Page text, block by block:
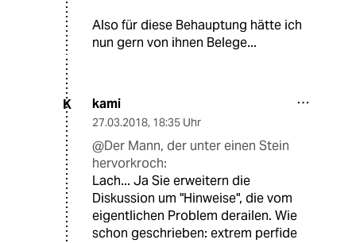
Also für diese Behauptung hätte ich
nun gern von ihnen Belege...
K kami
27.03.2018, 18:35 Uhr
@Der Mann, der unter einen Stein
hervorkroch:
Lach... Ja Sie erweitern die
Diskussion um "Hinweise", die vom
eigentlichen Problem derailen. Wie
schon geschrieben: extrem perfide